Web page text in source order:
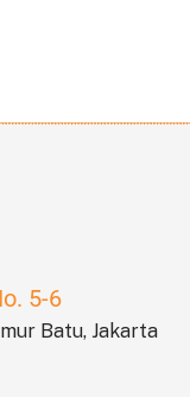
5-6
Batu, Jakarta